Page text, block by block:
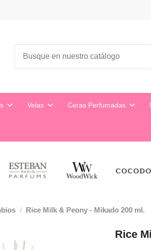
Velas Ceras Perfumadas
Rice Milk & Peony - Mikado 200 ml.
Rice